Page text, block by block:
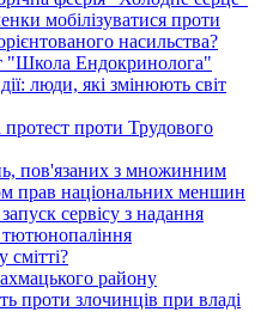
мобілізуватися проти
насильства?
"Школа Ендокринолога"
люди, які змінюють світ
проти Трудового
пов'язаних з множинним
прав національних меншин
сервісу з надання
смітті?
району
проти злочинців при владі